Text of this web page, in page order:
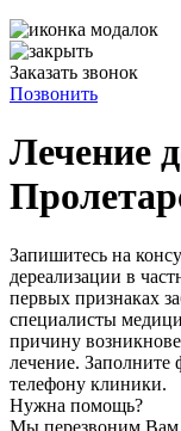
Заказать звонок
Позвонить
Лечение
Запишитесь на
дереализации в
первых признаках
специалисты
причину
лечение. Заполните
телефону клиники.
Нужна помощь?
Мы перезвоним Вам